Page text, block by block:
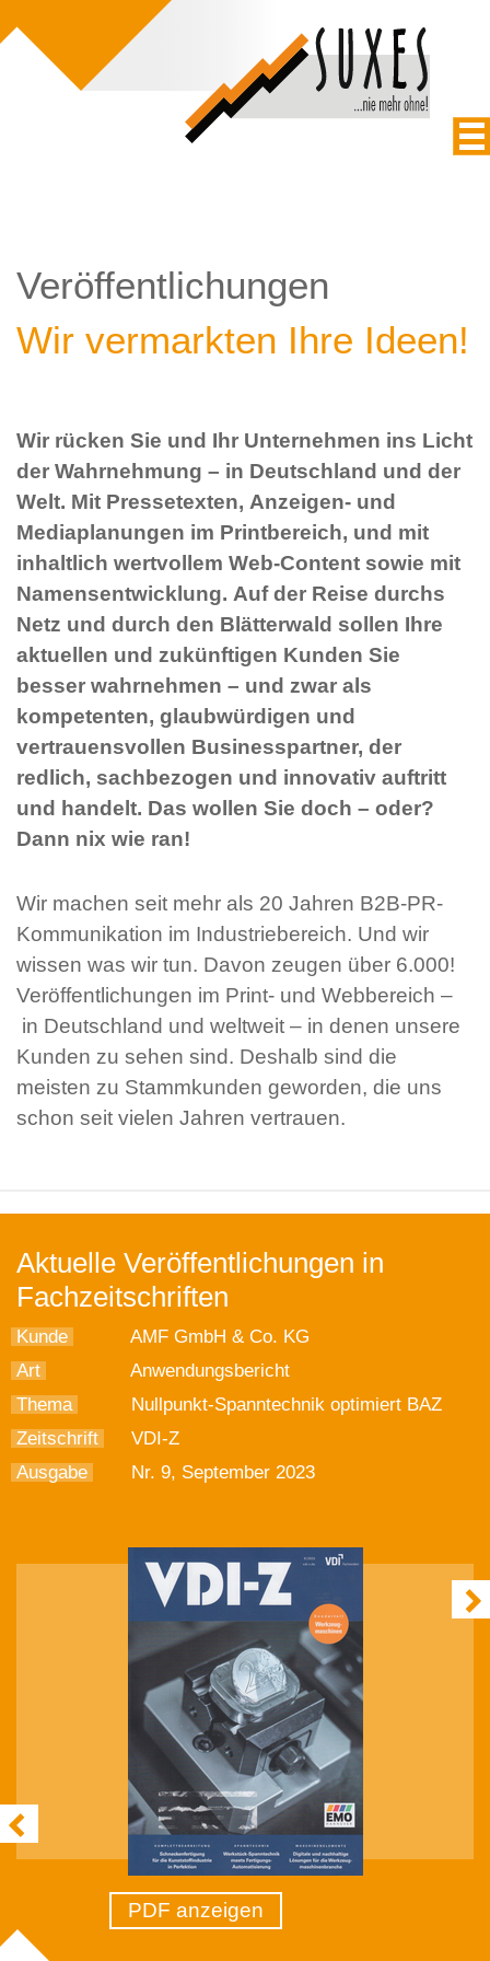
Veröffentlichungen
Wir vermarkten Ihre Ideen!
Wir rücken Sie und Ihr Unternehmen ins Licht
der Wahrnehmung – in Deutschland und der
Welt. Mit Pressetexten, Anzeigen- und
Mediaplanungen im Printbereich, und mit
inhaltlich wertvollem Web-Content sowie mit
Namensentwicklung. Auf der Reise durchs
Netz und durch den Blätterwald sollen Ihre
aktuellen und zukünftigen Kunden Sie
besser wahrnehmen – und zwar als
kompetenten, glaubwürdigen und
vertrauensvollen Businesspartner, der
redlich, sachbezogen und innovativ auftritt
und handelt. Das wollen Sie doch – oder?
Dann nix wie ran!
Wir machen seit mehr als 20 Jahren B2B-PR-
Kommunikation im Industriebereich. Und wir
wissen was wir tun. Davon zeugen über 6.000!
Veröffentlichungen im Print- und Webbereich –
in Deutschland und weltweit – in denen unsere
Kunden zu sehen sind. Deshalb sind die
meisten zu Stammkunden geworden, die uns
schon seit vielen Jahren vertrauen.
Aktuelle Veröffentlichungen in
Fachzeitschriften
Kunde
AMF GmbH & Co. KG
Art
Anwendungsbericht
Thema
Nullpunkt-Spanntechnik optimiert BAZ
Zeitschrift
VDI-Z
Ausgabe
Nr. 9, September 2023
PDF anzeigen